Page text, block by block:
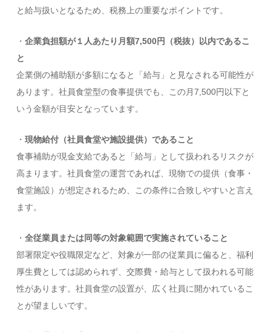
と給与扱いとなるため、税務上の重要なポイントです。
・企業負担額が１人あたり月額7,500円（税抜）以内であるこ
と
企業側の補助額が多額になると「給与」と見なされる可能性が
あります。社員食堂型の食事提供でも、この月7,500円以下と
いう金額が目安となっています。
・現物給付（社員食堂や施設提供）であること
食事補助が現金支給であると「給与」として扱われるリスクが
高まります。社員食堂の運営であれば、現物での提供（食事・
食堂施設）が想定されるため、この条件に合致しやすいと言え
ます。
・全従業員または同等の対象範囲で実施されていること
部署限定や役職限定など、対象が一部の従業員に偏ると、福利
厚生費としては認められず、交際費・給与として扱われる可能
性があります。社員食堂の設置が、広く社員に開かれているこ
とが望ましいです。